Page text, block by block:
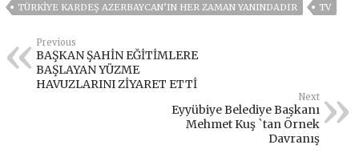
TÜRKIYE KARDEŞ AZERBAYCAN’IN HER ZAMAN YANINDADIR
TV
Previous
BAŞKAN ŞAHİN EĞİTİMLERE
BAŞLAYAN YÜZME
HAVUZLARINI ZİYARET ETTİ
Next
Eyyübiye Belediye Başkanı
Mehmet Kuş `tan Örnek
Davranış